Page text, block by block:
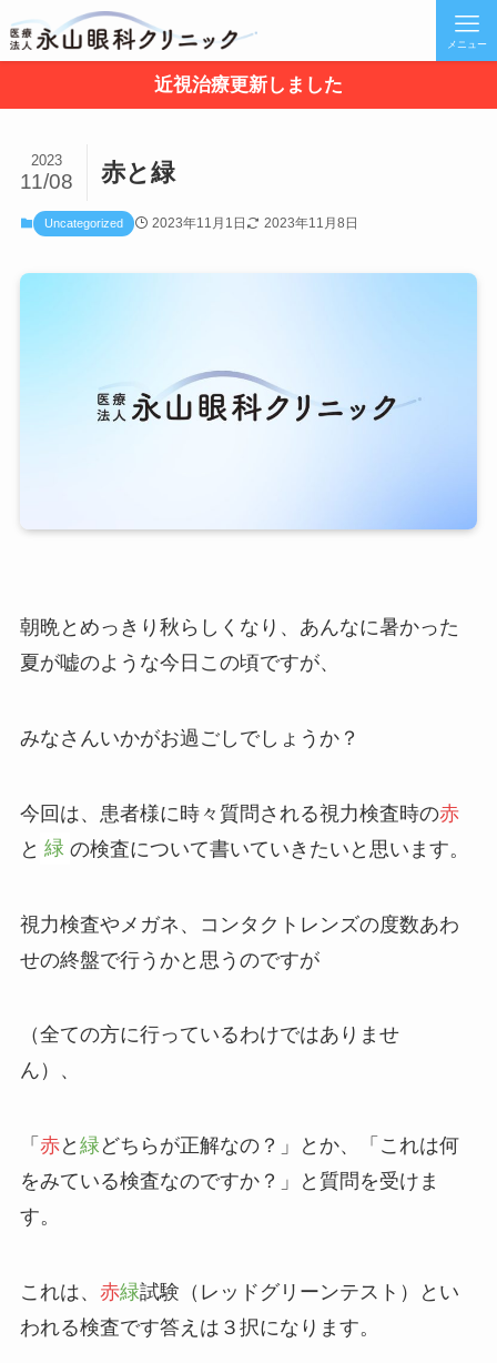
メニュー
近視治療更新しました
赤と緑
2023
11/08
Uncategorized 2023年11月1日 2023年11月8日
朝晩とめっきり秋らしくなり、あんなに暑かった
夏が嘘のような今日この頃ですが、
みなさんいかがお過ごしでしょうか？
今回は、患者様に時々質問される視力検査時の赤
と 緑 の検査について書いていきたいと思います。
視力検査やメガネ、コンタクトレンズの度数あわ
せの終盤で行うかと思うのですが
（全ての方に行っているわけではありませ
ん）、
「 赤と 緑 どちらが正解なの？」とか、「これは何
をみている検査なのですか？」と質問を受けま
す。
これは、 赤緑試験（レッドグリーンテスト）とい
われる検査です答えは３択になります。